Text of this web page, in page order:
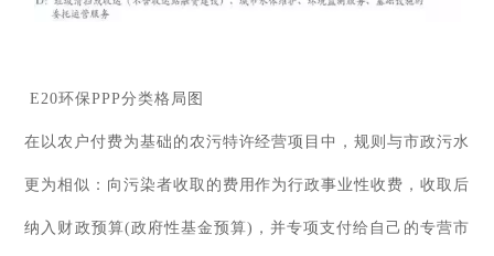
E20环保PPP分类格局图
在以农户付费为基础的农污特许经营项目中，规则与市政污水
更为相似：向污染者收取的费用作为行政事业性收费，收取后
纳入财政预算(政府性基金预算)，并专项支付给自己的专营市